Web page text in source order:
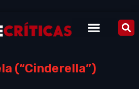
(“Cinderella”)